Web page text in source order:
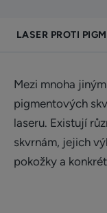
LASER PROTI
Mezi mnoha
pigmentových
laseru. Existují
skvrnám, jejich
pokožky a